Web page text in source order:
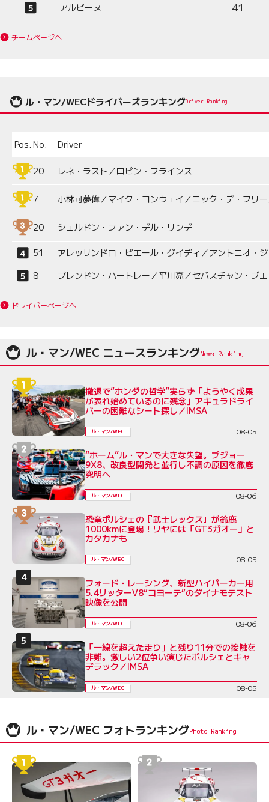
アルピーヌ
41
チームページへ
ル・マン/WECドライバーズランキングDriver Ranking
Pos. No. Driver
20 レネ・ラスト／ロビン・フラインス
7 小林可夢偉／マイク・コンウェイ／ニック・デ・フリ
20 シェルドン・ファン・デル・リンデ
51
アレッサンドロ・ピエール・グイディ／アントニオ・
8
ブレンドン・ハートレー／平川亮／セバスチャン・ブ
ドライバーページへ
ル・マン/WEC ニュースランキング
撤退で“ホンダの哲学”実らず「ようやく成果
が表れ始めているのに残念」アキュラドライ
バーの困難なシート探し／IMSA
ル・マン/WEC 08-05
“ホーム”ル・マンで大きな失望。プジョー
9X8、改良型開発と並行し不調の原因を徹底
究明へ
ル・マン/WEC 08-06
恐竜ポルシェの『武士レックス』が鈴鹿
1000kmに登場！リヤには「GT3ガオー」と
カタカナも
ル・マン/WEC 08-05
フォード・レーシング、新型ハイパーカー用
5.4リッターV8“コヨーテ”のダイナモテスト
映像を公開
ル・マン/WEC 08-06
「一線を超えた走り」と残り11分での接触を
非難。激しい2位争い演じたポルシェとキャ
デラック／IMSA
ル・マン/WEC 08-05
ル・マン/WEC フォトランキング